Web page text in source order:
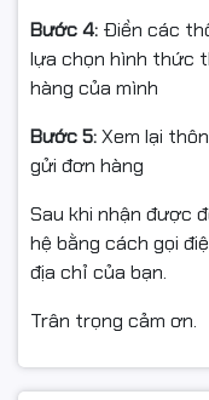
Bước 4: Điền các
lựa chọn hình thức
hàng của mình
Bước 5:Xem lại
gửi đơn hàng
Sau khi nhận được
hệ bằng cách gọi
địa chỉ của bạn.
Trân trọng cảm ơn.